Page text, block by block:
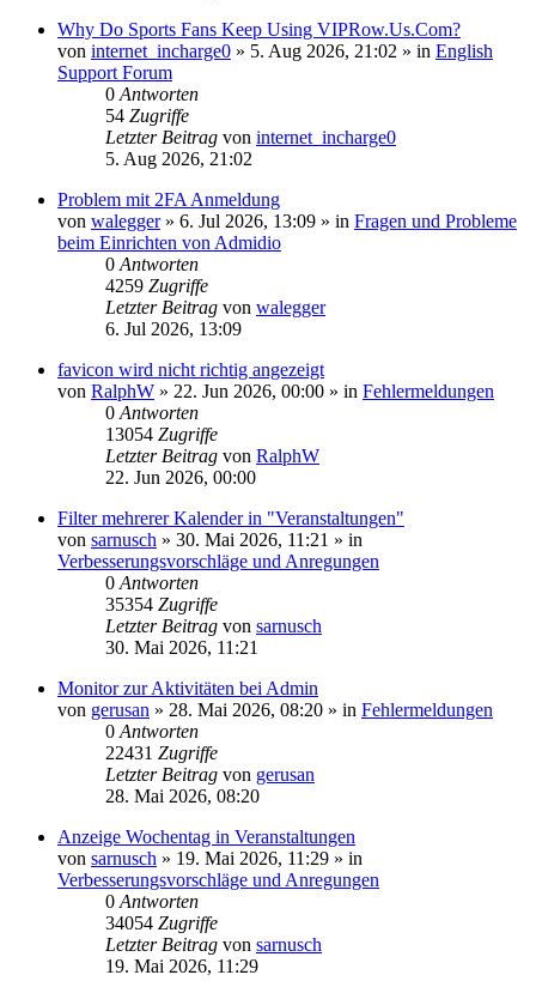
Why Do Sports Fans Keep Using VIPRow.Us.Com?
von internet_incharge0 » 5. Aug 2026, 21:02 » in English
Support Forum
0 Antworten
54 Zugriffe
Letzter Beitrag von internet_incharge0
5. Aug 2026, 21:02
Problem mit 2FA Anmeldung
von walegger» 6. Jul 2026, 13:09 » in Fragen und Probleme
beim Einrichten von Admidio
0 Antworten
4259 Zugriffe
Letzter Beitrag von walegger
6. Jul 2026, 13:09
favicon wird nicht richtig angezeigt
von RalphW » 22. Jun 2026, 00:00 » in Fehlermeldungen
0 Antworten
13054 Zugriffe
Letzter Beitrag von RalphW
22. Jun 2026, 00:00
Filter mehrerer Kalender in "Veranstaltungen"
von sarnusch » 30. Mai 2026, 11:21 » in
Verbesserungsvorschläge und Anregungen
0 Antworten
35354 Zugriffe
Letzter Beitrag von sarnusch
30. Mai 2026, 11:21
Monitor zur Aktivitäten bei Admin
von gerusan » 28. Mai 2026, 08:20 » in Fehlermeldungen
0 Antworten
22431 Zugriffe
Letzter Beitrag von gerusan
28. Mai 2026, 08:20
Anzeige Wochentag in Veranstaltungen
von sarnusch » 19. Mai 2026, 11:29 » in
Verbesserungsvorschläge und Anregungen
0 Antworten
34054 Zugriffe
Letzter Beitrag von sarnusch
19. Mai 2026, 11:29